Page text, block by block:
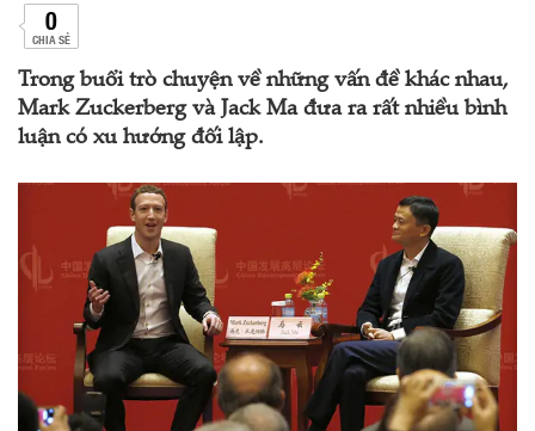
0
CHIA SẺ
Trong buổi trò chuyện về những vấn đề khác nhau,
Mark Zuckerberg và Jack Ma đưa ra rất nhiều bình
luận có xu hướng đối lập.